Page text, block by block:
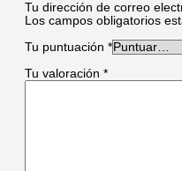
Tu dirección de correo
Los campos obligatorios
Tu puntuación *
Tu valoración *